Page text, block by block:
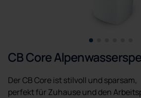
CB Core
Der CB Core ist stilvoll und sparsam,
perfekt für Zuhause und den